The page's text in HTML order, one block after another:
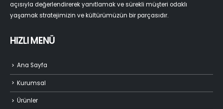
açısıyla değerlendirerek yanıtlamak ve sürekli müşteri odaklı
yaşamak stratejimizin ve kültürümüzün bir parçasıdır.
HIZLI MENÜ
Ana Sayfa
Kurumsal
Ürünler